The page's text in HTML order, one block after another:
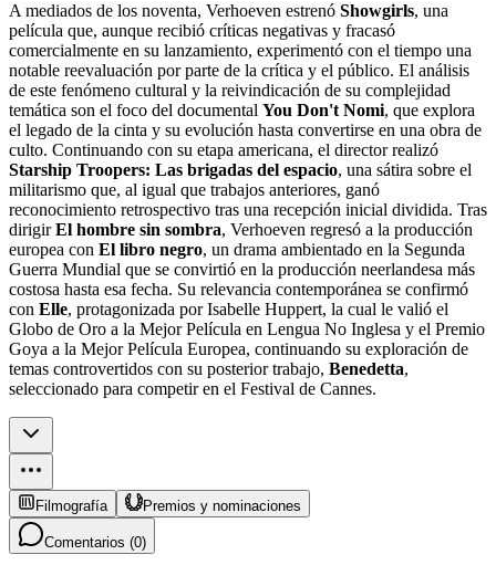
A mediados de los noventa, Verhoeven estrenó Showgirls, una
película que, aunque recibió críticas negativas y fracasó
comercialmente en su lanzamiento, experimentó con el tiempo una
notable reevaluación por parte de la crítica y el público. El análisis
de este fenómeno cultural y la reivindicación de su complejidad
temática son el foco del documental You Don't Nomi, que explora
el legado de la cinta y su evolución hasta convertirse en una obra de
culto. Continuando con su etapa americana, el director realizó
Starship Troopers: Las brigadas del espacio, una sátira sobre el
militarismo que, al igual que trabajos anteriores, ganó
reconocimiento retrospectivo tras una recepción inicial dividida. Tras
dirigirEl hombre sin sombra, Verhoeven regresó a la producción
europea con El libro negro, un drama ambientado en la Segunda
Guerra Mundial que se convirtió en la producción neerlandesa más
costosa hasta esa fecha. Su relevancia contemporánea se confirmó
con Elle, protagonizada por Isabelle Huppert, la cual le valió el
Globo de Oro a la Mejor Película en Lengua No Inglesa y el Premio
Goya a la Mejor Película Europea, continuando su exploración de
temas controvertidos con su posterior trabajo, Benedetta,
seleccionado para competir en el Festival de Cannes.
Filmografía Premios y nominaciones
Comentarios (0)